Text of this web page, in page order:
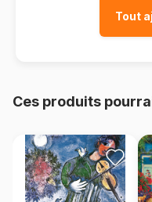
Tout
Ces produits